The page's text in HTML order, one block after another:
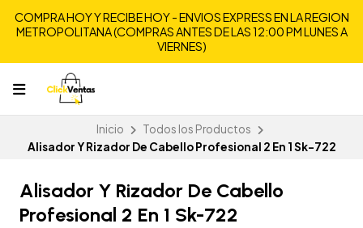
COMPRA HOY Y RECIBE HOY - ENVIOS EXPRESS EN LA REGION
METROPOLITANA (COMPRAS ANTES DE LAS 12:00 PM LUNES A
VIERNES)
Inicio
Todos los Productos
Alisador Y Rizador De Cabello Profesional 2 En 1 Sk-722
Alisador Y Rizador De Cabello
Profesional 2 En 1 Sk-722